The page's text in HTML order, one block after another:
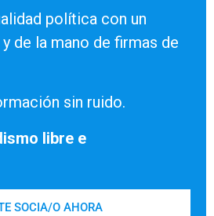
política con un
de la mano de firmas de
sin ruido.
libre e
SOCIA/O AHORA